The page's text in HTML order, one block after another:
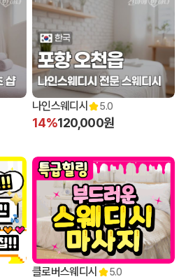
나인스웨디시 5.0
14%120,000원
클로버스웨디시 5.0